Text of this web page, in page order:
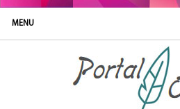
MENU